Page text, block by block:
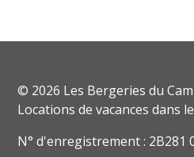
© 2026 Les Bergeries du
Locations de vacances dans
N° d'enregistrement : 2B281